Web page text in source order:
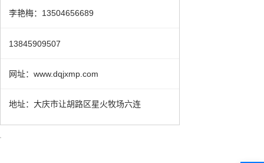
李艳梅：13504656689
13845909507
网址：www.dqjxmp.com
地址：大庆市让胡路区星火牧场六连